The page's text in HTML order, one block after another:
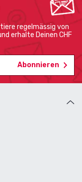
regelmässig von
erhalte Deinen CHF